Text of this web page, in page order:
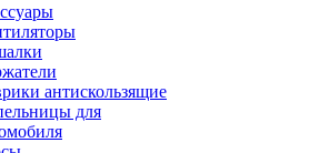
антискользящие
для